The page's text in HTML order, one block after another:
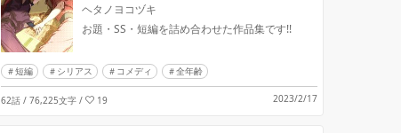
ヘタノヨコヅキ
お題・SS・短編を詰め合わせた作品集です!!
短編 シリアス コメディ 全年齢
62話 / 76,225文字 / 19 2023/2/17